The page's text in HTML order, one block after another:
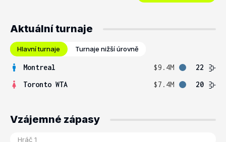
Aktuální turnaje
Hlavní turnaje Turnaje nižší úrovně
Montreal $9.4M
22
Toronto WTA
$7.4M 20
Vzájemné zápasy